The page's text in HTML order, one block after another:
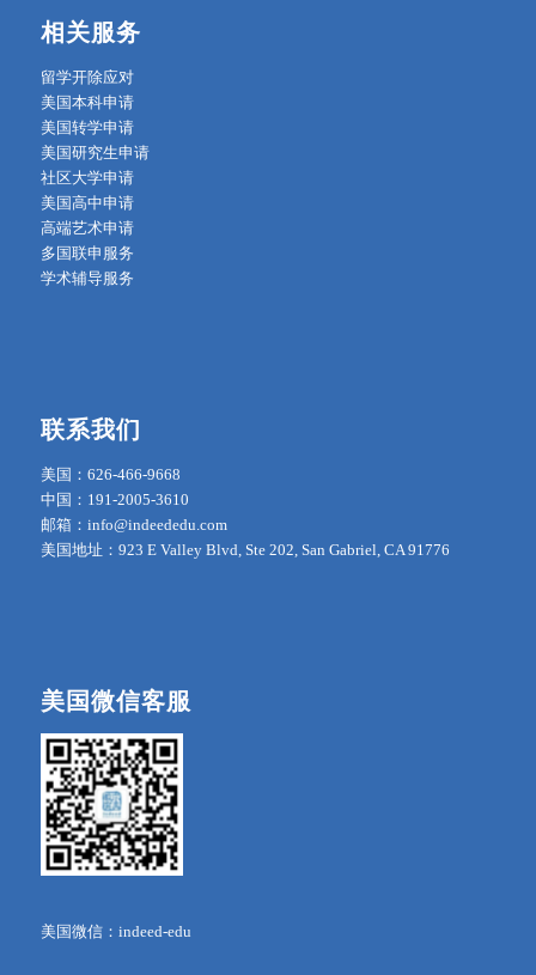
相关服务
留学开除应对
美国本科申请
美国转学申请
美国研究生申请
社区大学申请
美国高中申请
高端艺术申请
多国联申服务
学术辅导服务
联系我们
美国：626-466-9668
中国：191-2005-3610
邮箱：info@indeededu.com
美国地址：923 E Valley Blvd, Ste 202, San Gabriel, CA 91776
美国微信客服
美国微信：indeed-edu